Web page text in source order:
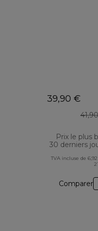
39,90 €
Prix le plus
30 derniers
TVA incluse de
Comparer